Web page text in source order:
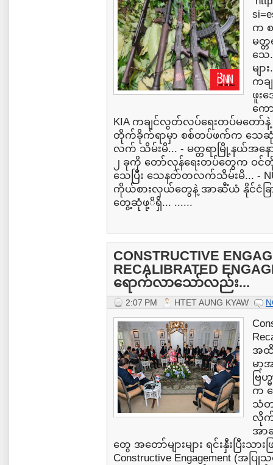
က စ
မတ္
သေ
မျ
ကခ
ဖူး
ကေ
KIA ကချင်လွတ်လပ်ရေးတပ်မတေ
တိုက်ခိုက်ရာမှာ စစ်တပ်ဖက်က သေဆုံး
လက် သိမ်းမိ... - မတ္တရာမြို့နယ်အနေ
၂ ခုကို တော်လှန်ရေးတပ်တွေက ဝင်
သေပြီး သေနတ်တလက်သိမ်းမိ... -
ကိုယ်စားလှယ်တွေနဲ့ အာဆီံယံ နိုင်ငံခြာ
တွေ့ဆုံဖု့ိရှိ... ......
CONSTRUCTIVE
RECALIBRATED
ရောက်လာသော်လည်း...
2:07 PM HTET AUNG KYAW
အထိ
မာ့
ဗြ
က ခ
သံတ
လိုက်
အာ
တွေ အတော်များများ ရင်းနှီးပြီးသ
Constructive Engagement (